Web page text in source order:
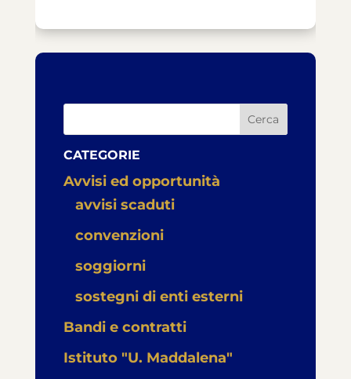
Cerca
CATEGORIE
Avvisi ed opportunità
avvisi scaduti
convenzioni
soggiorni
sostegni di enti esterni
Bandi e contratti
Istituto "U. Maddalena"